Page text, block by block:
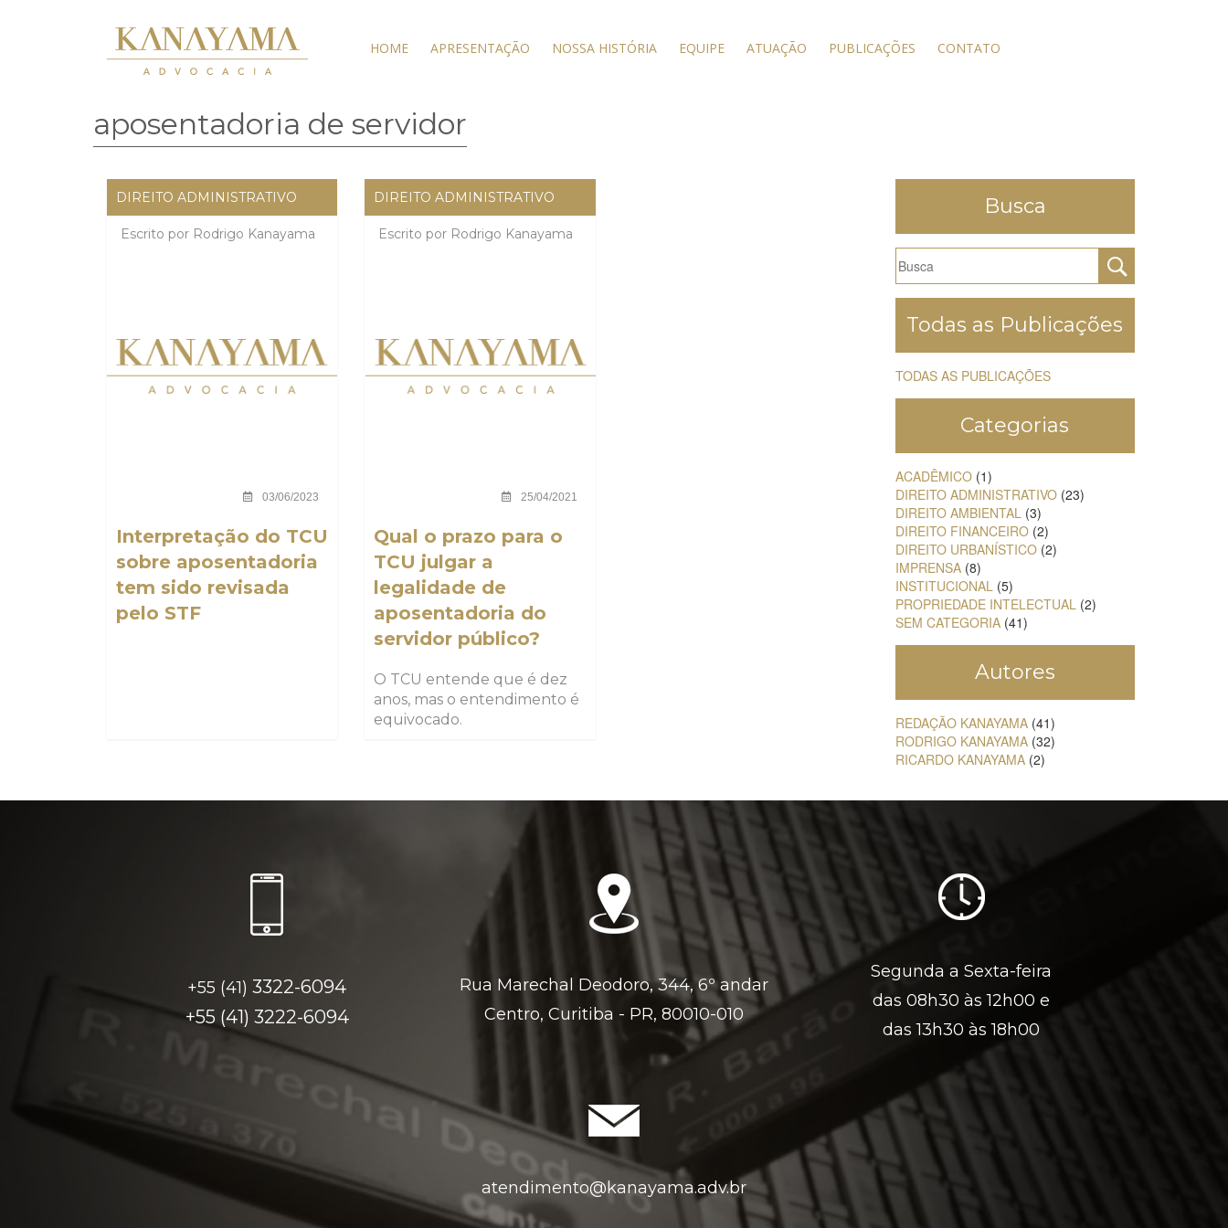
HOME APRESENTAÇÃO NOSSA HISTÓRIA EQUIPE ATUAÇÃO PUBLICAÇÕES CONTATO
aposentadoria de servidor
DIREITO ADMINISTRATIVO
Escrito por Rodrigo Kanayama
03/06/2023
Interpretação do TCU
sobre aposentadoria
tem sido revisada
pelo STF
DIREITO ADMINISTRATIVO
Escrito por Rodrigo Kanayama
25/04/2021
Qual o prazo para o
TCU julgar a
legalidade de
aposentadoria do
servidor público?
O TCU entende que é dez
anos, mas o entendimento é
equivocado.
Busca
Todas as Publicações
TODAS AS PUBLICAÇÕES
Categorias
ACADÊMICO(1)
DIREITO ADMINISTRATIVO(23)
DIREITO AMBIENTAL(3)
DIREITO FINANCEIRO(2)
DIREITO URBANÍSTICO(2)
IMPRENSA(8)
INSTITUCIONAL(5)
PROPRIEDADE INTELECTUAL(2)
SEM CATEGORIA(41)
Autores
REDAÇÃO KANAYAMA(41)
RODRIGO KANAYAMA(32)
RICARDO KANAYAMA(2)
+55 (41) 3322-6094
+55 (41) 3222-6094
Rua Marechal Deodoro, 344, 6º andar
Centro, Curitiba - PR, 80010-010
Segunda a Sexta-feira
das 08h30 às 12h00 e
das 13h30 às 18h00
atendimento@kanayama.adv.br